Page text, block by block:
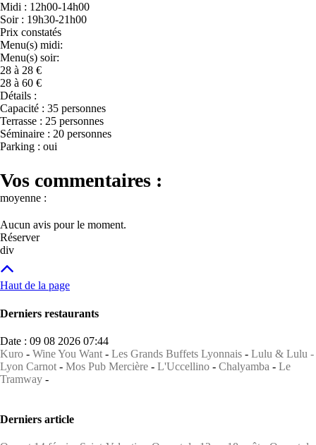
Midi : 12h00-14h00
Soir : 19h30-21h00
Prix constatés
Menu(s) midi:
Menu(s) soir:
28 à 28 €
28 à 60 €
Détails :
Capacité : 35 personnes
Terrasse : 25 personnes
Séminaire : 20 personnes
Parking : oui
Vos commentaires :
moyenne :
Aucun avis pour le moment.
Réserver
div
Haut de la page
Derniers restaurants
Date : 09 08 2026 07:44
Kuro - Wine You Want - Les Grands Buffets Lyonnais - Lulu & Lulu -
Lyon Carnot - Mos Pub Mercière - L'Uccellino - Chalyamba - Le
Tramway -
Derniers article